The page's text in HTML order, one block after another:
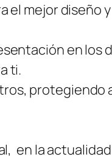
el mejor diseño y
en los
ti.
protegiendo
en la